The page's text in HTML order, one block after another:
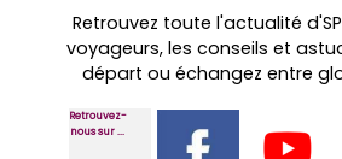
Retrouvez toute l'actualité
voyageurs, les conseils et
départ ou échangez entre
Retrouvez-
nous sur ...